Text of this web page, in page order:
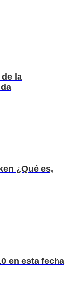
la
¿Qué es,
en esta fecha